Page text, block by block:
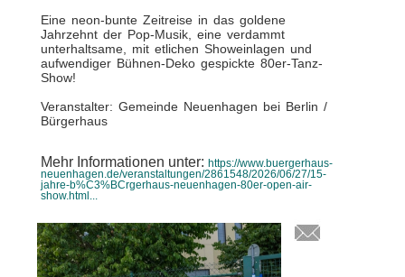
Eine neon-bunte Zeitreise in das goldene
Jahrzehnt der Pop-Musik, eine verdammt
unterhaltsame, mit etlichen Showeinlagen und
aufwendiger Bühnen-Deko gespickte 80er-Tanz-
Show!
Veranstalter: Gemeinde Neuenhagen bei Berlin /
Bürgerhaus
Mehr Informationen unter: https://www.buergerhaus-
neuenhagen.de/veranstaltungen/2861548/2026/06/27/15-
jahre-b%C3%BCrgerhaus-neuenhagen-80er-open-air-
show.html...